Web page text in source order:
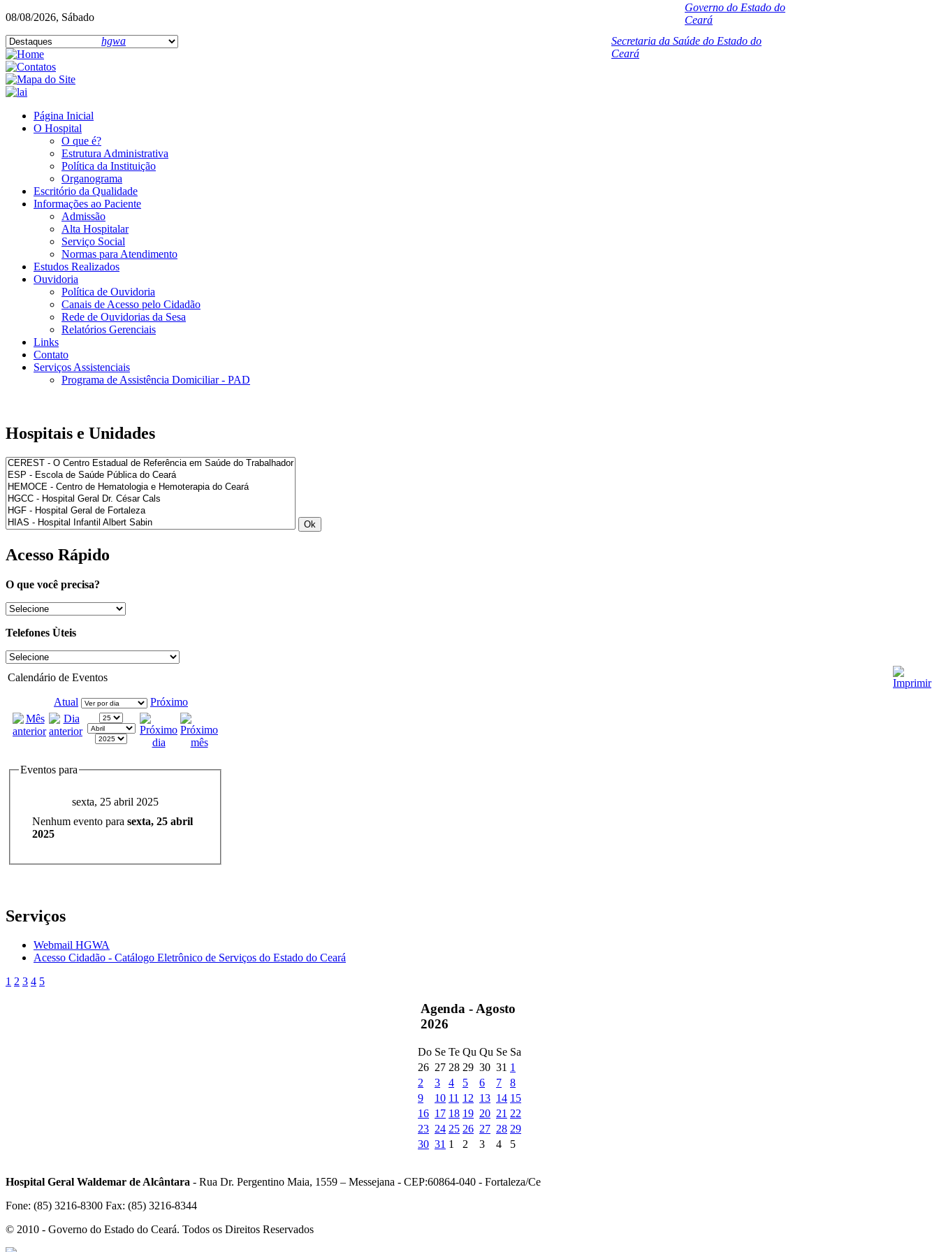
08/08/2026, Sábado
hgwa
Secretaria da Saúde do Estado do
Ceará
Governo do Estado do
Ceará
Página Inicial
O Hospital
O que é?
Estrutura Administrativa
Política da Instituição
Organograma
Escritório da Qualidade
Informações ao Paciente
Admissão
Alta Hospitalar
Serviço Social
Normas para Atendimento
Estudos Realizados
Ouvidoria
Política de Ouvidoria
Canais de Acesso pelo Cidadão
Rede de Ouvidorias da Sesa
Relatórios Gerenciais
Links
Contato
Serviços Assistenciais
Programa de Assistência Domiciliar - PAD
Hospitais e Unidades
Acesso Rápido
O que você precisa?
Telefones Ùteis
Calendário de Eventos
Atual Próximo
Eventos para
sexta, 25 abril 2025
Nenhum evento para sexta, 25 abril
2025
Serviços
Webmail HGWA
Acesso Cidadão - Catálogo Eletrônico de Serviços do Estado do Ceará
1 2 3 4 5
Agenda - Agosto
2026
Do Se Te Qu Qu Se Sa
26 27 28 29 30 31 1
2
3 4 5 6 7
8
9
10 11 12 13 14 15
16 17 18 19 20 21 22
23 24 25 26 27 28 29
30 31 1 2 3 4 5
Hospital Geral Waldemar de Alcântara - Rua Dr. Pergentino Maia, 1559 – Messejana - CEP:60864-040 - Fortaleza/Ce
Fone: (85) 3216-8300 Fax: (85) 3216-8344
© 2010 - Governo do Estado do Ceará. Todos os Direitos Reservados